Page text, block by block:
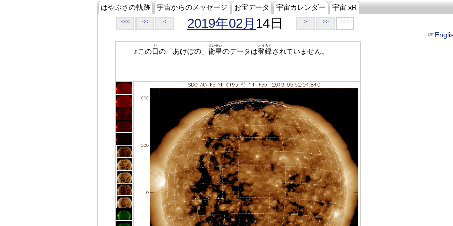
はやぶさの軌跡 宇宙からのメッセージ お宝データ 宇宙カレンダー 宇宙 xR
<<< << < 2019年02月 14日 > >> >>>
♪この日
ひ
の「あけぼの」 衛星
えいせい
のデータは登録
とうろく
されていません。